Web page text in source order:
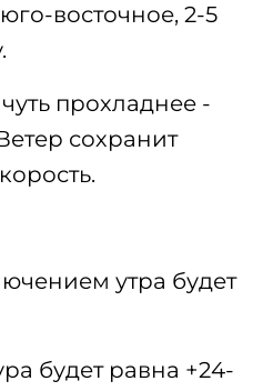
восточное, 2-5
чуть прохладнее -
сохранит
утра будет
будет равна +24-